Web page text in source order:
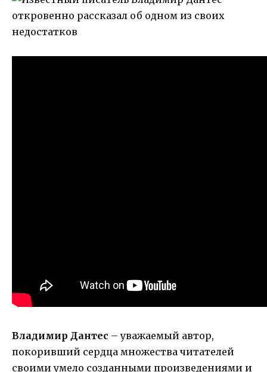
Владимир Дантес – уважаемый автор,
покоривший сердца множества читателей
своими умело созданными произведениями и